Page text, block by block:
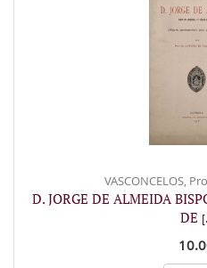
VASCONCELOS,
D. JORGE DE ALMEIDA
DE